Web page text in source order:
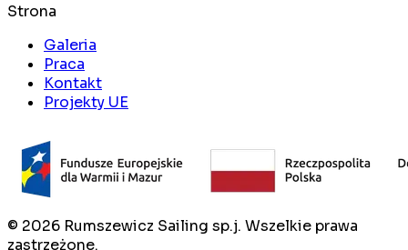
Strona
Galeria
Praca
Kontakt
Projekty UE
© 2026 Rumszewicz Sailing sp.j. Wszelkie prawa
zastrzeżone.